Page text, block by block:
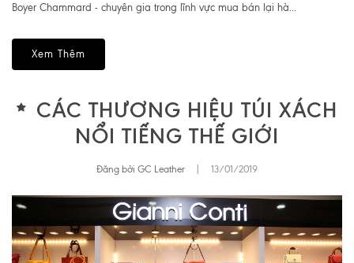
Boyer Chammard - chuyên gia trong lĩnh vực mua bán lại hà...
Xem Thêm
CÁC THƯƠNG HIỆU TÚI XÁCH
NỔI TIẾNG THẾ GIỚI
Đăng bởi GC Leather 13/01/2019